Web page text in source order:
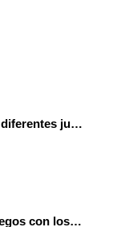
Programa con Scratch, 8 diferentes juegos para vivir la emoción de los partidos de España en el mundial 2026
Programa con Scratch juegos con los partidos del mundial 2026 ganados por España